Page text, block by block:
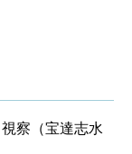
察（宝達志水